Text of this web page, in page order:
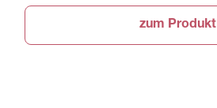
zum Produkt